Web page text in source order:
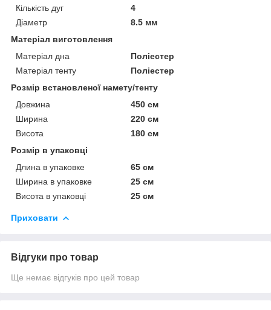
Кількість дуг
4
Діаметр
8.5 мм
Матеріал виготовлення
Матеріал дна
Поліестер
Матеріал тенту
Поліестер
Розмір встановленої намету/тенту
Довжина
450 см
Ширина
220 см
Висота
180 см
Розмір в упаковці
Длина в упаковке
65 см
Ширина в упаковке
25 см
Висота в упаковці
25 см
Приховати
Відгуки про товар
Ще немає відгуків про цей товар